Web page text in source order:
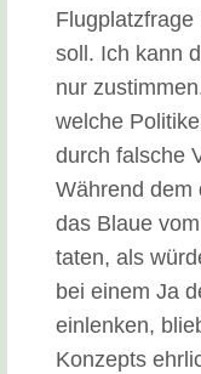
Flugplatzfrage
soll. Ich kann
nur
welche
durch falsche
Während dem
das Blaue
taten, als
bei einem Ja
einlenken,
Konzepts